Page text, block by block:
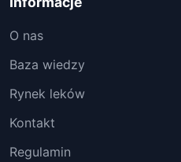
O nas
Baza wiedzy
Rynek leków
Kontakt
Regulamin